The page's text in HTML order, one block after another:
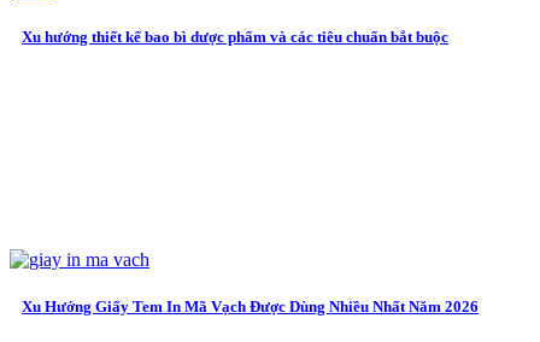
Xu hướng thiết kế bao bì dược phẩm và các tiêu chuẩn bắt buộc
Xu Hướng Giấy Tem In Mã Vạch Được Dùng Nhiều Nhất Năm 2026